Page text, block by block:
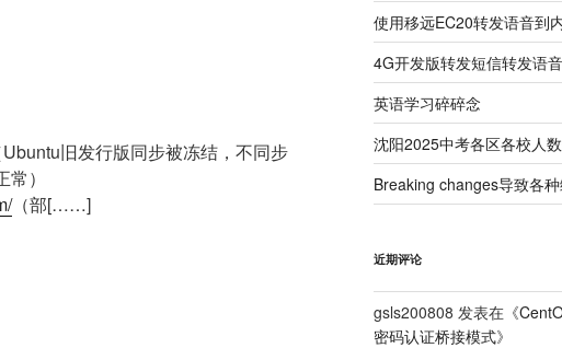
旧发行版同步被冻结，不同步
）
（部[……]
使用移远EC20转发语音到
4G开发版转发短信转发语
英语学习碎碎念
沈阳2025中考各区各校人
Breaking changes导致各
近期评论
gsls200808 发表在《
密码认证桥接模式》